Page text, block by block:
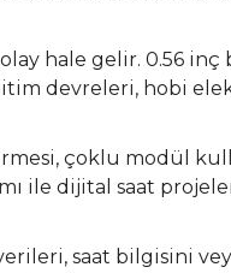
hale gelir. 0.56
devreleri, hobi
çoklu modül
ile dijital saat
saat bilgisini